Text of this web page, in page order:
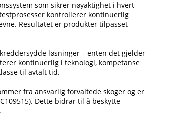
som sikrer nøyaktighet i hvert
kontrollerer kontinuerlig
Resultatet er produkter tilpasset
løsninger – enten det gjelder
kontinuerlig i teknologi, kompetanse
til avtalt tid.
fra ansvarlig forvaltede skoger og er
Dette bidrar til å beskytte